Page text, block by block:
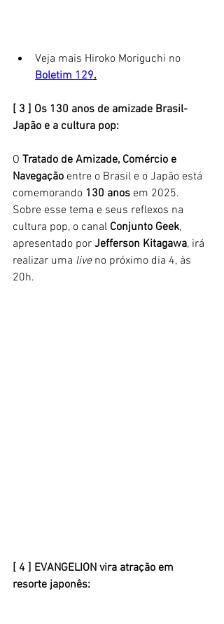
Veja mais Hiroko Moriguchi no
Boletim 129.
[ 3 ] Os 130 anos de amizade Brasil-
Japão e a cultura pop:
O Tratado de Amizade, Comércio e
Navegação entre o Brasil e o Japão está
comemorando 130 anos em 2025.
Sobre esse tema e seus reflexos na
cultura pop, o canal Conjunto Geek,
apresentado por Jefferson Kitagawa, irá
realizar uma live no próximo dia 4, às
20h.
[ 4 ] EVANGELION vira atração em
resorte japonês: